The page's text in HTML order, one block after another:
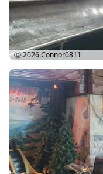
Ⓒ 2026Connor0811